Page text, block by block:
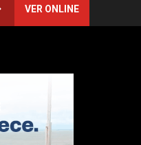
VER ONLINE